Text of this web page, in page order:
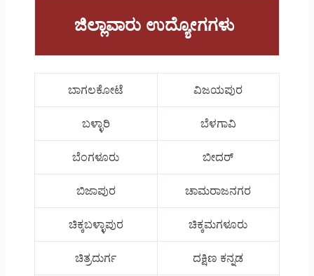
ಜಿಲ್ಲಾವಾರು ಉದ್ಯೋಗಗಳು
ಬಾಗಲಕೋಟೆ ವಿಜಯಪುರ
ಬಳ್ಳಾರಿ ಬೆಳಗಾವಿ
ಬೆಂಗಳೂರು ಬೀದರ್
ಬಿಜಾಪುರ ಚಾಮರಾಜನಗರ
ಚಿಕ್ಕಬಳ್ಳಾಪುರ ಚಿಕ್ಕಮಗಳೂರು
ಚಿತ್ರದುರ್ಗ ದಕ್ಷಿಣ ಕನ್ನಡ